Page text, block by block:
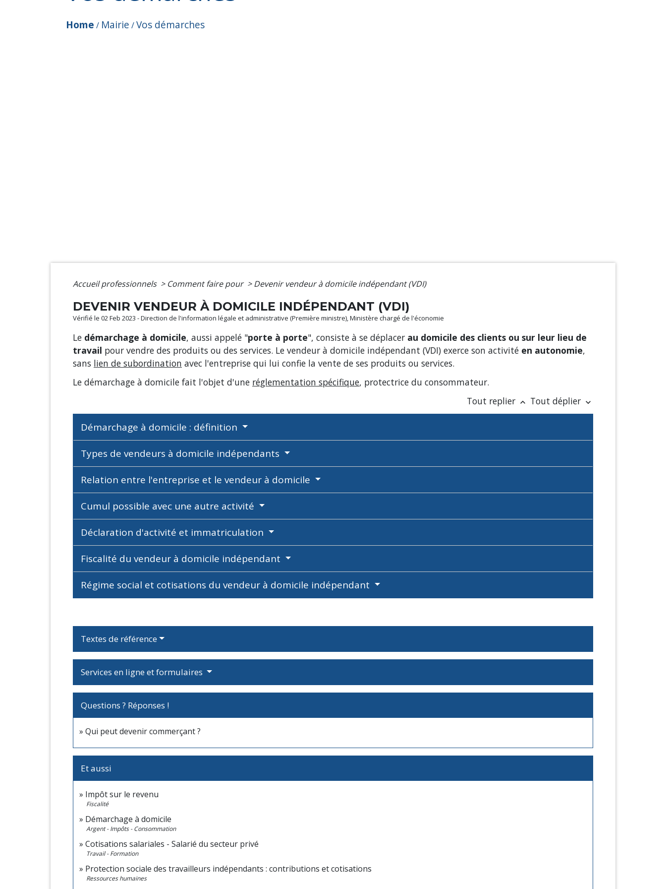
Home / Mairie /Vos démarches
Accueil professionnels > Comment faire pour > Devenir vendeur à domicile indépendant (VDI)
DEVENIR VENDEUR À DOMICILE INDÉPENDANT (VDI)
Vérifié le 02 Feb 2023 - Direction de l'information légale et administrative (Première ministre), Ministère chargé de l'économie
Le démarchage à domicile, aussi appelé "porte à porte", consiste à se déplacer au domicile des clients ou sur leur lieu de
travail pour vendre des produits ou des services. Le vendeur à domicile indépendant (VDI) exerce son activité en autonomie,
sans lien de subordination avec l'entreprise qui lui confie la vente de ses produits ou services.
Le démarchage à domicile fait l'objet d'une réglementation spécifique, protectrice du consommateur.
Tout replier keyboard_arrow_up Tout déplier keyboard_arrow_down
Démarchage à domicile : définition
Types de vendeurs à domicile indépendants
Relation entre l'entreprise et le vendeur à domicile
Cumul possible avec une autre activité
Déclaration d'activité et immatriculation
Fiscalité du vendeur à domicile indépendant
Régime social et cotisations du vendeur à domicile indépendant
Textes de référence
Services en ligne et formulaires
Questions ? Réponses !
Qui peut devenir commerçant ?
Et aussi
Impôt sur le revenu
Fiscalité
Démarchage à domicile
Argent - Impôts - Consommation
Cotisations salariales - Salarié du secteur privé
Travail - Formation
Protection sociale des travailleurs indépendants : contributions et cotisations
Ressources humaines